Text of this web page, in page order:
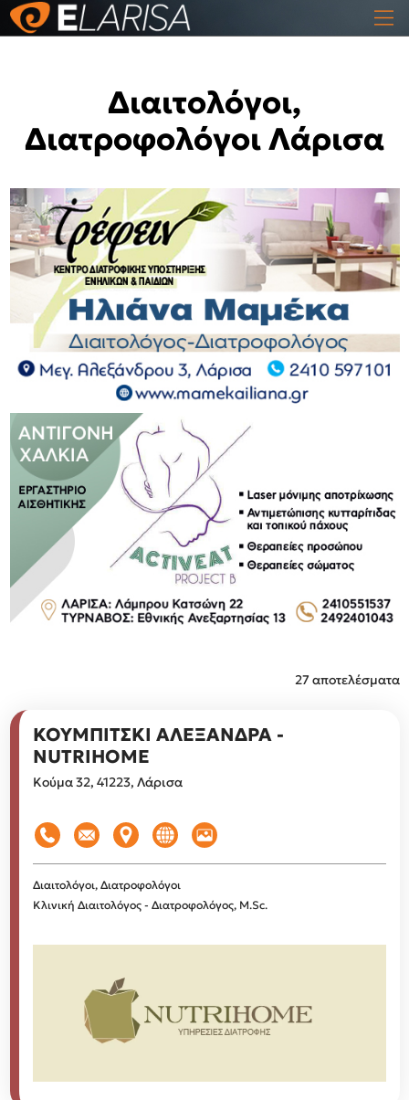
Διαιτολόγοι,
Διατροφολόγοι Λάρισα
27 αποτελέσματα
ΚΟΥΜΠΙΤΣΚΙ ΑΛΕΞΑΝΔΡΑ -
NUTRIHOME
Κούμα 32, 41223, Λάρισα
Διαιτολόγοι, Διατροφολόγοι
Κλινική Διαιτολόγος - Διατροφολόγος, M.Sc.